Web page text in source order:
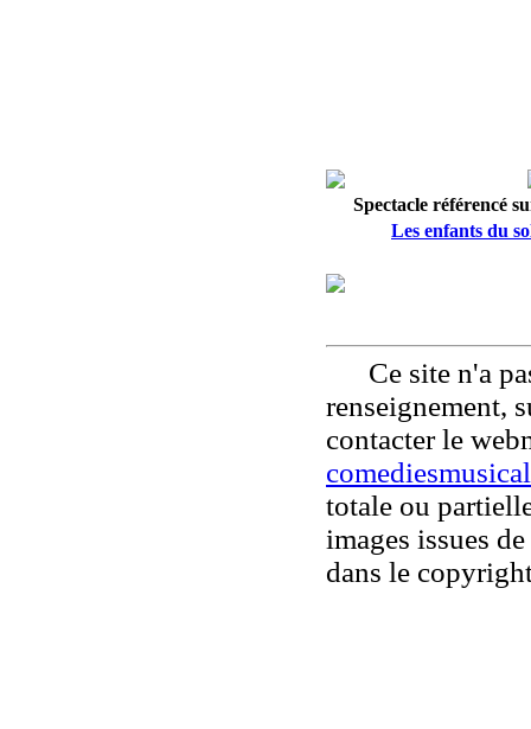
Spectacle référencé
Les enfants du
Ce site n'a
renseignement,
contacter le
totale ou
images issues
dans le